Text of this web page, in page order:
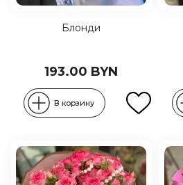
Блонди
193.00 BYN
В корзину